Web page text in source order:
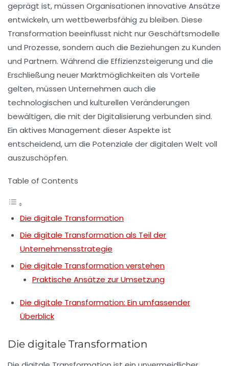
geprägt ist, müssen Organisationen innovative Ansätze
entwickeln, um wettbewerbsfähig zu bleiben. Diese
Transformation beeinflusst nicht nurGeschäftsmodelle
und Prozesse, sondern auch die Beziehungen zu Kunden
und Partnern. Während die Effizienzsteigerung und die
Erschließung neuerMarktmöglichkeiten als Vorteile
gelten, müssen Unternehmen auch die
technologischen und kulturellen Veränderungen
bewältigen, die mit der Digitalisierung verbunden sind.
Ein aktives Management dieser Aspekte ist
entscheidend, um die Potenziale der digitalen Welt voll
auszuschöpfen.
Table of Contents
Die digitale Transformation
Die digitale Transformation als Teil der
Unternehmensstrategie
Die digitale Transformation verstehen
Praktische Ansätze zur Umsetzung
Die digitale Transformation: Ein umfassender
Überblick
Die digitale Transformation